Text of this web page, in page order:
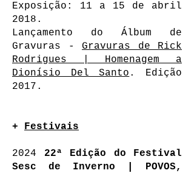
Exposição: 11 a 15 de abril
2018.
Lançamento do Álbum de
Gravuras - Gravuras de Rick
Rodrigues | Homenagem a
Dionísio Del Santo . Edição
2017.
+ Festivais
2024 22ª Edição do Festival
Sesc de Inverno | POVOS,